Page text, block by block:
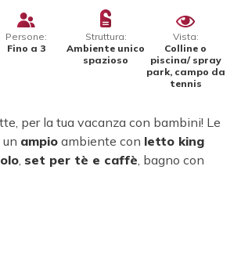
Persone:
Fino a 3
Struttura:
Ambiente unico
spazioso
Vista:
Colline o
piscina/ spray
park, campo da
tennis
per la tua vacanza con bambini! Le
ampio ambiente con letto king
, set per tè e caffè, bagno con